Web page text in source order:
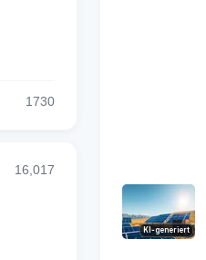
1730
16,017
KI-generiert